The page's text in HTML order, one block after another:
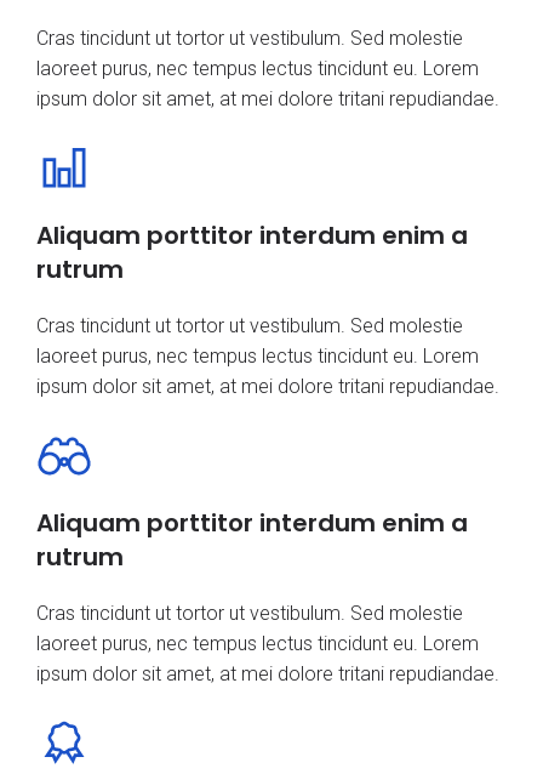
Cras tincidunt ut tortor ut vestibulum. Sed molestie
laoreet purus, nec tempus lectus tincidunt eu. Lorem
ipsum dolor sit amet, at mei dolore tritani repudiandae.
Aliquam porttitor interdum enim a
rutrum
Cras tincidunt ut tortor ut vestibulum. Sed molestie
laoreet purus, nec tempus lectus tincidunt eu. Lorem
ipsum dolor sit amet, at mei dolore tritani repudiandae.
Aliquam porttitor interdum enim a
rutrum
Cras tincidunt ut tortor ut vestibulum. Sed molestie
laoreet purus, nec tempus lectus tincidunt eu. Lorem
ipsum dolor sit amet, at mei dolore tritani repudiandae.